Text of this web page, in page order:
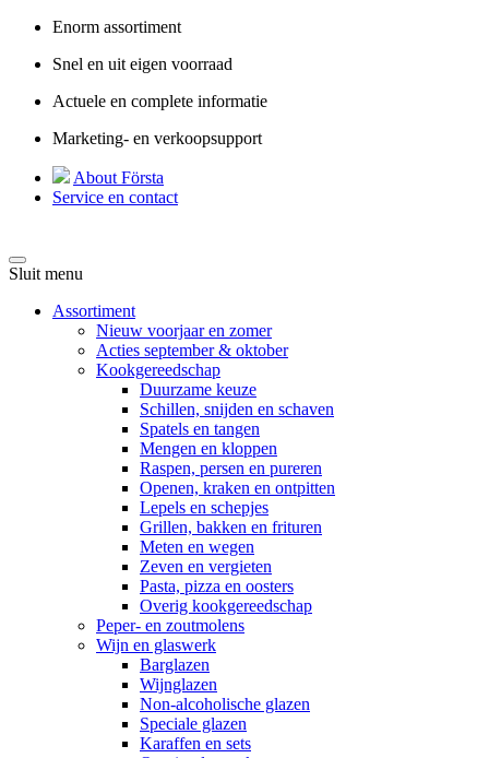
Enorm assortiment
Snel en uit eigen voorraad
Actuele en complete informatie
Marketing- en verkoopsupport
About Första
Service en contact
Sluit menu
Assortiment
Nieuw voorjaar en zomer
Acties september & oktober
Kookgereedschap
Duurzame keuze
Schillen, snijden en schaven
Spatels en tangen
Mengen en kloppen
Raspen, persen en pureren
Openen, kraken en ontpitten
Lepels en schepjes
Grillen, bakken en frituren
Meten en wegen
Zeven en vergieten
Pasta, pizza en oosters
Overig kookgereedschap
Peper- en zoutmolens
Wijn en glaswerk
Barglazen
Wijnglazen
Non-alcoholische glazen
Speciale glazen
Karaffen en sets